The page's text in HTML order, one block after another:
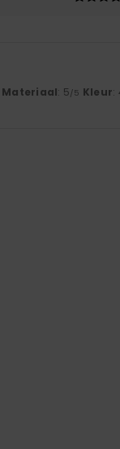
Materiaal: 5/5 Kleur: